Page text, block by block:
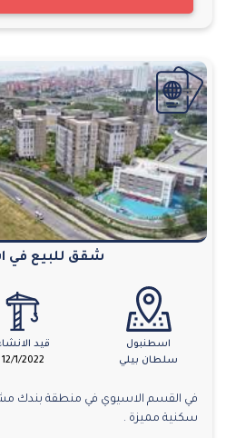
شقق للبيع في
اسطنبول
سلطان بيلي
قيد
12/1/2022
في القسم الاسيوي في منطقة بندك
سكنية مميزة .